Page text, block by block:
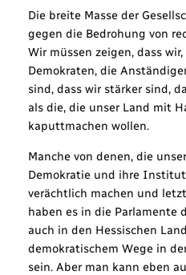
Die breite Masse der
gegen die Bedrohung von
Wir müssen zeigen, dass
Demokraten, die
sind, dass wir stärker sind,
als die, die unser Land mit
kaputtmachen wollen.
Manche von denen, die
Demokratie und ihre
verächtlich machen und
haben es in die Parlamente
auch in den Hessischen
demokratischem Wege in
sein. Aber man kann eben